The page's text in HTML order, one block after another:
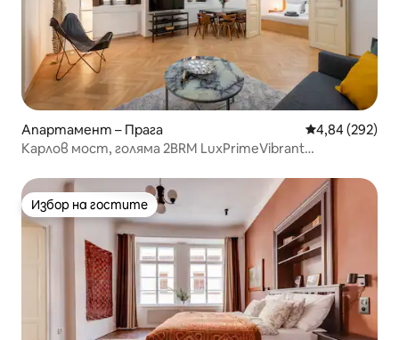
Апартамент – Прага Средна
4,84 (292)
Карлов мост, голяма 2BRM LuxPrimeVibrant
Избор на гостите
Избор на гостите